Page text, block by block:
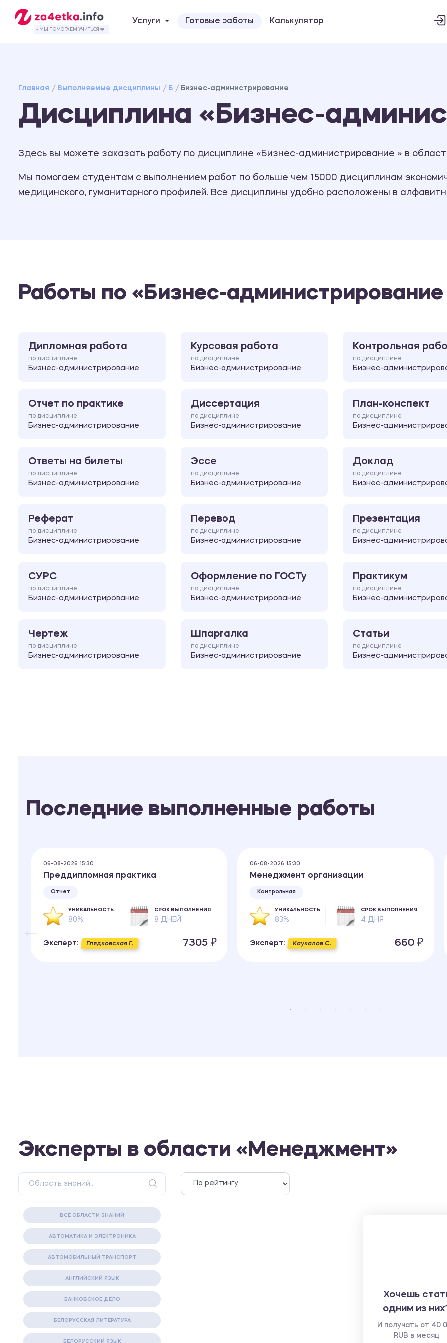
- МЫ ПОМОГАЕМ УЧИТЬСЯ ❤️
Услуги Готовые работы Калькулятор
Главная Выполняемые дисциплины Б Бизнес-администрирование
Дисциплина «Бизнес-
Здесь вы можете заказать работу по дисциплине «Бизнес-администрирование » в
Мы помогаем студентам с выполнением работ по больше чем 15000 дисциплинам
медицинского, гуманитарного профилей. Все дисциплины удобно расположены в
Работы по «Бизнес-администрирование
Дипломная работа
по дисциплине
Бизнес-администрирование
Курсовая работа
по дисциплине
Бизнес-администрирование
Контрольная
по дисциплине
Бизнес-
Отчет по практике
по дисциплине
Бизнес-администрирование
Диссертация
по дисциплине
Бизнес-администрирование
План-конспект
по дисциплине
Бизнес-
Ответы на билеты
по дисциплине
Бизнес-администрирование
Эссе
по дисциплине
Бизнес-администрирование
Доклад
по дисциплине
Бизнес-
Реферат
по дисциплине
Бизнес-администрирование
Перевод
по дисциплине
Бизнес-администрирование
Презентация
по дисциплине
Бизнес-
СУРС
по дисциплине
Бизнес-администрирование
Оформление по ГОСТу
по дисциплине
Бизнес-администрирование
Практикум
по дисциплине
Бизнес-
Чертеж
по дисциплине
Бизнес-администрирование
Шпаргалка
по дисциплине
Бизнес-администрирование
Статьи
по дисциплине
Бизнес-
Последние выполненные работы
06-08-2026 15:30
Преддипломная практика
Отчет
УНИКАЛЬНОСТЬ
80%
СРОК ВЫПОЛНЕНИЯ
8 ДНЕЙ
Эксперт: Глядковская Г. 7305 ₽
06-08-2026 15:30
Менеджмент организации
Контрольная
УНИКАЛЬНОСТЬ
83%
СРОК ВЫПОЛНЕНИЯ
4 ДНЯ
Эксперт: Каукалов С. 660 ₽
Эксперты в области «Менеджмент»
ВСЕ ОБЛАСТИ ЗНАНИЙ
АВТОМАТИКА И ЭЛЕКТРОНИКА
АВТОМОБИЛЬНЫЙ ТРАНСПОРТ
АНГЛИЙСКИЙ ЯЗЫК
БАНКОВСКОЕ ДЕЛО
БЕЛОРУССКАЯ ЛИТЕРАТУРА
БЕЛОРУССКИЙ ЯЗЫК
Хочешь
одним из
И получать от 40
RUB в месяц